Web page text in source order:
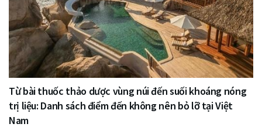
Từ bài thuốc thảo dược vùng núi đến suối khoáng nóng
trị liệu: Danh sách điểm đến không nên bỏ lỡ tại Việt
Nam